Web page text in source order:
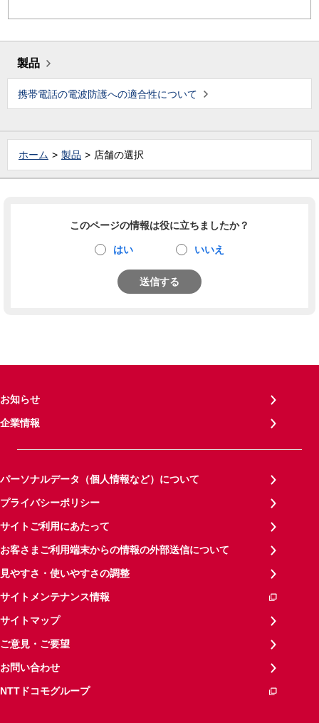
製品
携帯電話の電波防護への適合性について
ホーム 製品 店舗の選択
このページの情報は役に立ちましたか？
はい いいえ
送信する
お知らせ
企業情報
パーソナルデータ（個人情報など）について
プライバシーポリシー
サイトご利用にあたって
お客さまご利用端末からの情報の外部送信について
見やすさ・使いやすさの調整
サイトメンテナンス情報
サイトマップ
ご意見・ご要望
お問い合わせ
NTTドコモグループ